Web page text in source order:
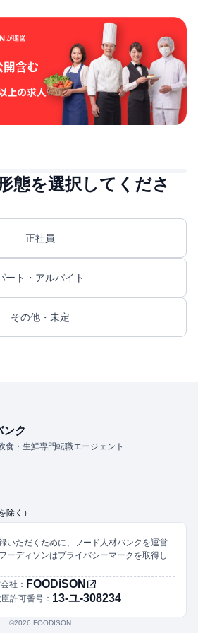
態を選択してくださ
正社員
ート・アルバイト
その他・未定
ンク
食・生鮮専門転職エージェント
除く）
いただくために、フード人材バンクを運営
ーディソンはプライバシーマークを取得し
社： FOODiSON
許可番号： 13-ユ-308234
©︎2026 FOODISON